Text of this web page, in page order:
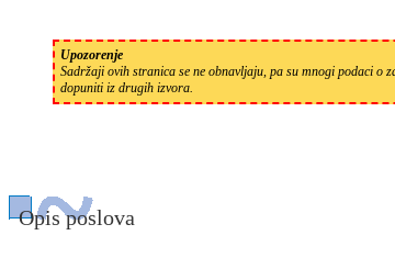
Upozorenje
Sadržaji ovih stranica se ne obnavljaju, pa su mnogi podaci
dopuniti iz drugih izvora.
Opis poslova